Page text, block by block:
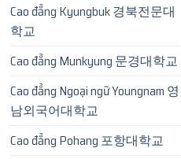
Cao đẳng Kyungbuk 경북전문대
학교
Cao đẳng Munkyung 문경대학교
Cao đẳng Ngoại ngữ Youngnam 영
남외국어대학교
Cao đẳng Pohang 포항대학교